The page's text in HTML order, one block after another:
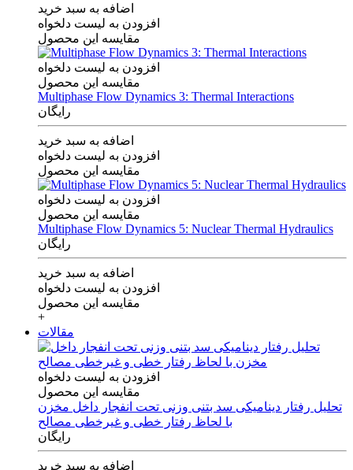
اضافه به سبد خرید
افزودن به لیست دلخواه
مقایسه این محصول
افزودن به لیست دلخواه
مقایسه این محصول
Multiphase Flow Dynamics 3: Thermal Interactions
رایگان
اضافه به سبد خرید
افزودن به لیست دلخواه
مقایسه این محصول
افزودن به لیست دلخواه
مقایسه این محصول
Multiphase Flow Dynamics 5: Nuclear Thermal Hydraulics
رایگان
اضافه به سبد خرید
افزودن به لیست دلخواه
مقایسه این محصول
+
مقالات
افزودن به لیست دلخواه
مقایسه این محصول
تحلیل رفتار دینامیکی سد بتنی وزنی تحت انفجار داخل مخزن
با لحاظ رفتار خطی و غیرخطی مصالح
رایگان
اضافه به سبد خرید